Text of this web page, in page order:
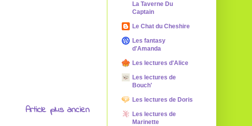
Article plus ancien
La Taverne Du
Captain
Le Chat du Cheshire
Les fantasy
d'Amanda
Les lectures d'Alice
Les lectures de
Bouch'
Les lectures de Doris
Les lectures de
Marinette